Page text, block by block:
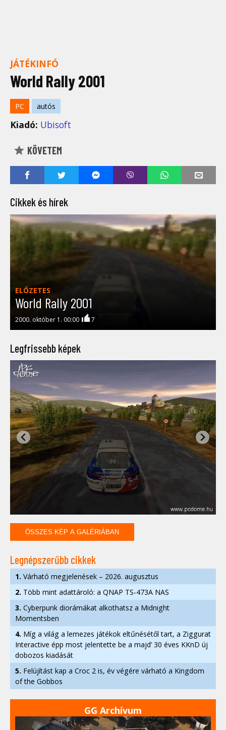
JÁTÉKINFÓ
World Rally 2001
PC autós
Kiadó: Ubisoft
KÖVETEM
Cikkek és hírek
ELŐZETES
World Rally 2001
2000. október 1. 00:00 7
Legfrissebb képek
ÖSSZES KÉP A GALÉRIÁBAN
Legnépszerűbb cikkek
1. Várható megjelenések – 2026. augusztus
2. Több mint adattároló: a QNAP TS-473A NAS
3. Cyberpunk diorámákat alkothatsz a Midnight
Momentsben
4. Míg a világ a lemezes játékok eltűnésétől tart, a Ziggurat
Interactive épp most jelentette be a majd’ 30 éves KKnD új
dobozos kiadását
5. Felújítást kap a Croc 2 is, év végére várható a Kingdom
of the Gobbos
GG Archívum